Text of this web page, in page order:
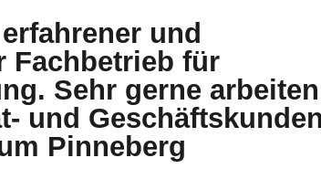
und
Fachbetrieb für
Sehr gerne arbeiten
und Geschäftskunden
Pinneberg